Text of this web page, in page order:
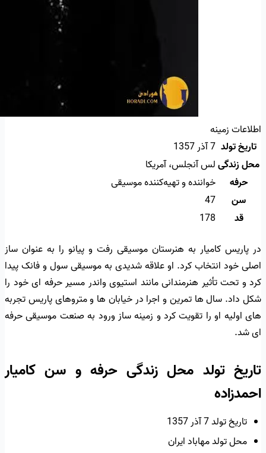
اطلاعات زمینه
تاریخ تولد 7 آذر 1357
محل زندگیلس آنجلس، آمریکا
حرفه
خواننده و تهیه‌کننده موسیقی
سن
47
قد
178
در پاریس کامیار به هنرستان موسیقی رفت و پیانو را به عنوان ساز
اصلی خود انتخاب کرد. او علاقه شدیدی به موسیقی سول و فانک پیدا
کرد و تحت تأثیر هنرمندانی مانند استیوی واندر مسیر حرفه ای خود را
شکل داد. سال ها تمرین و اجرا در خیابان ها و متروهای پاریس تجربه
های اولیه او را تقویت کرد و زمینه ساز ورود به صنعت موسیقی حرفه
ای شد.
تاریخ تولد محل زندگی حرفه و سن کامیار
احمدزاده
تاریخ تولد 7 آذر 1357
محل تولد مهاباد ایران